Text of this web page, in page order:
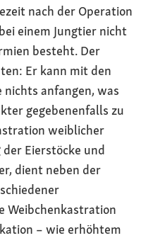
nach der Operation
einem Jungtier nicht
besteht. Der
Er kann mit den
anfangen, was
gegebenenfalls zu
weiblicher
Eierstöcke und
dient neben der
Weibchenkastration
– wie erhöhtem